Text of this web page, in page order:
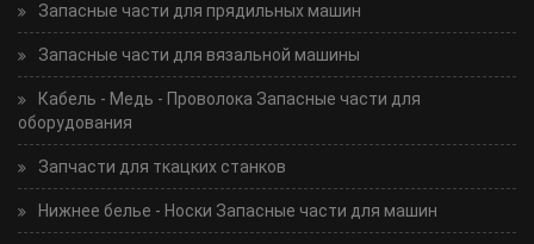
Запасные части для прядильных машин
Запасные части для вязальной машины
Кабель - Медь - Проволока Запасные части для
оборудования
Запчасти для ткацких станков
Нижнее белье - Носки Запасные части для машин